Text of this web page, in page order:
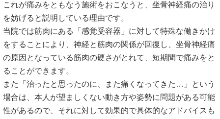
これが痛みをともなう施術をおこなうと、坐骨神経痛の治り
を妨げると説明している理由です。
当院では筋肉にある「感覚受容器」に対して特殊な働きかけ
をすることにより、神経と筋肉の関係が回復し、坐骨神経痛
の原因となっている筋肉の硬さがとれて、短期間で痛みをと
ることができます。
また「治ったと思ったのに、また痛くなってきた…」という
場合は、本人が望ましくない動き方や姿勢に問題がある可能
性があるので、それに対して効果的で具体的なアドバイスも